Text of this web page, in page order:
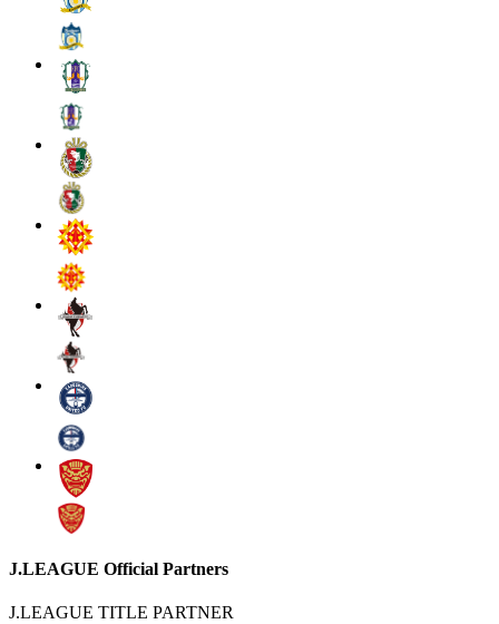
J.LEAGUE Official Partners
J.LEAGUE TITLE PARTNER